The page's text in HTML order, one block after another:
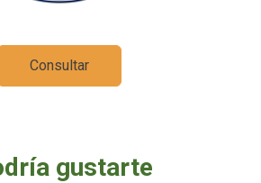
Consultar
gustarte